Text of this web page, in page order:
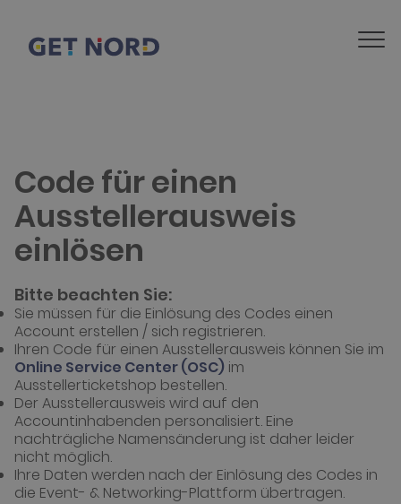
Code für einen
Ausstellerausweis
einlösen
Bitte beachten Sie:
Sie müssen für die Einlösung des Codes einen
Account erstellen / sich registrieren.
Ihren Code für einen Ausstellerausweis können Sie im
Online Service Center (OSC) im
Ausstellerticketshop bestellen.
Der Ausstellerausweis wird auf den
Accountinhabenden personalisiert. Eine
nachträgliche Namensänderung ist daher leider
nicht möglich.
Ihre Daten werden nach der Einlösung des Codes in
die Event- & Networking-Plattform übertragen.